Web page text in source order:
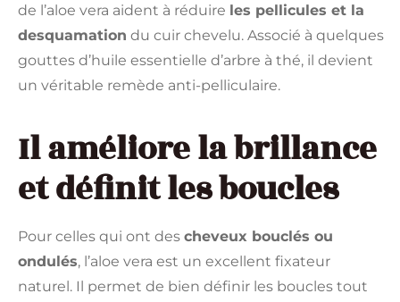
de l’aloe vera aident à réduire les pellicules et la
desquamation du cuir chevelu. Associé à quelques
gouttes d’huile essentielle d’arbre à thé, il devient
un véritable remède anti-pelliculaire.
Il améliore la brillance
et définit les boucles
Pour celles qui ont des cheveux bouclés ou
ondulés, l’aloe vera est un excellent fixateur
naturel. Il permet de bien définir les boucles tout